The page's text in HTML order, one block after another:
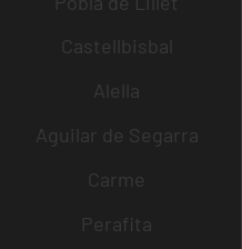
Castellbisbal
Alella
Aguilar de Segarra
Carme
Perafita